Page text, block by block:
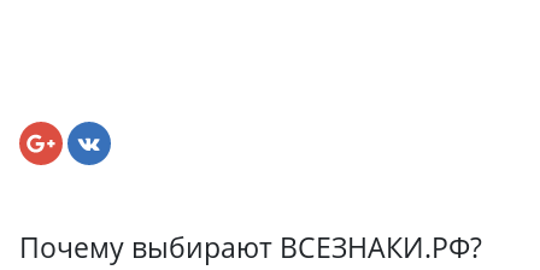
Почему выбирают ВСЕЗНАКИ.РФ?